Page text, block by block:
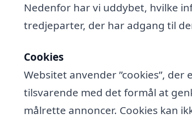
Nedenfor har vi uddybet, hvilke
tredjeparter, der har adgang til
Cookies
Websitet anvender ”cookies”,
tilsvarende med det formål at
målrette annoncer. Cookies kan